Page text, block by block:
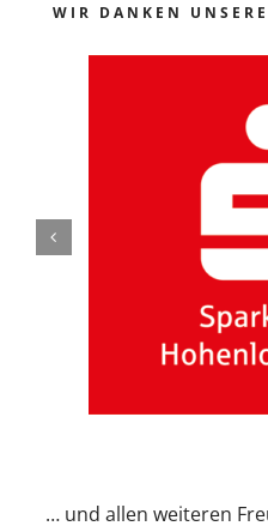
WIR DANKEN
… und allen weiteren